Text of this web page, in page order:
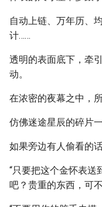
自动上链、万年历、
计……
透明的表面底下，牵
动。
在浓密的夜幕之中，
仿佛迷途星辰的碎片一
如果旁边有人偷看的
“只要把这个金怀表送
吧？贵重的东西，可